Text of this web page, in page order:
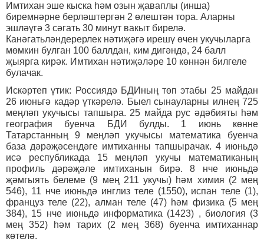
Имтихан эше кыска һәм озын җаваплы (инша)
биремнәрне берләштергән 2 өлештән тора. Аларны
эшләүгә 3 сәгать 30 минут вакыт бирелә.
Канәгатьләндерерлек нәтиҗәгә ирешү өчен укучыларга
мөмкин булган 100 баллдан, ким дигәндә, 24 балл
җыярга кирәк. Имтихан нәтиҗәләре 10 көннән билгеле
булачак.
Искәртеп үтик: Россиядә БДИның төп этабы 25 майдан
26 июньгә кадәр үткәрелә. Быел сынауларны илнең 725
меңләп укучысы тапшыра. 25 майда рус әдәбияты һәм
география буенча БДИ булды. 1 июнь көнне
Татарстанның 9 меңләп укучысы математика буенча
база дәрәҗәсендәге имтиханны тапшырачак. 4 июньдә
исә республикада 15 меңләп укучы математиканың
профиль дәрәҗәле имтиханын бирә. 8 нче июньдә
җәмгыять белеме (9 мең 211 укучы) һәм химия (2 мең
546), 11 нче июньдә инглиз теле (1550), испан теле (1),
француз теле (22), алман теле (47) һәм физика (5 мең
384), 15 нче июньдә информатика (1423) , биология (3
мең 352) һәм тарих (2 мең 368) буенча имтиханнар
көтелә.